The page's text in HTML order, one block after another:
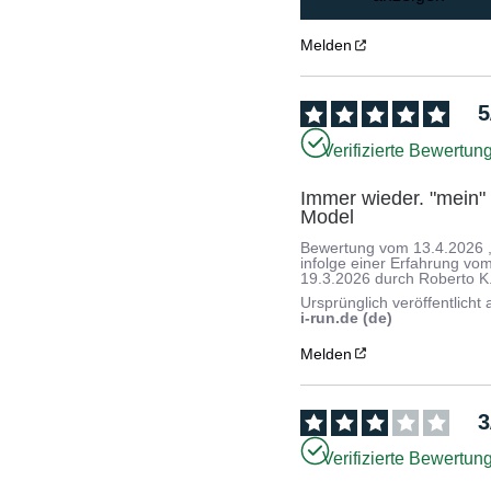
Melden
5
Verifizierte
Immer wieder. "mein"
Model
Bewertung vom 13.4.2026
infolge einer Erfahrung
19.3.2026 durch Roberto
Ursprünglich veröffentlicht
i-run.de (de)
Melden
3
Verifizierte